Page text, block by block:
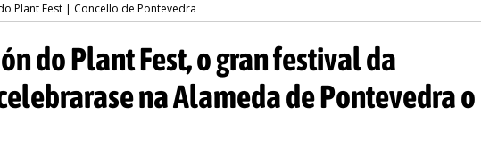
Plant Fest | Concello de Pontevedra
do Plant Fest, o gran festival da
na Alameda de Pontevedra o